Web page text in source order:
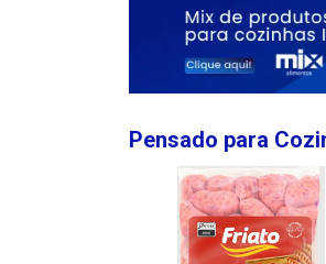
Pensado para